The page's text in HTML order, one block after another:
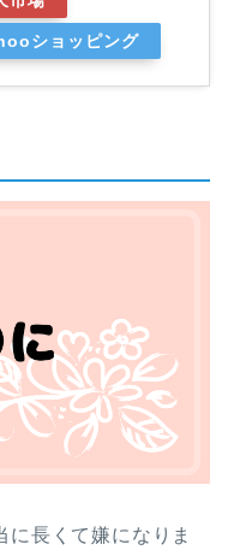
ショッピング
長くて嫌になりま